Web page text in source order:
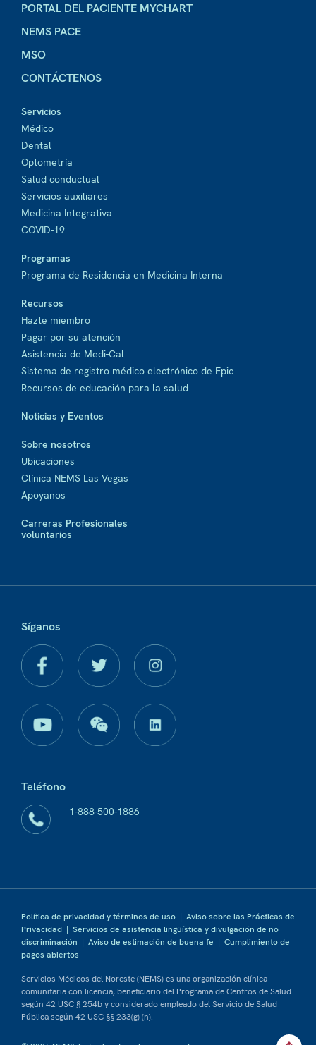
PORTAL DEL PACIENTE MYCHART
NEMS PACE
MSO
CONTÁCTENOS
Servicios
Médico
Dental
Optometría
Salud conductual
Servicios auxiliares
Medicina Integrativa
COVID-19
Programas
Programa de Residencia en Medicina Interna
Recursos
Hazte miembro
Pagar por su atención
Asistencia de Medi-Cal
Sistema de registro médico electrónico de Epic
Recursos de educación para la salud
Noticias y Eventos
Sobre nosotros
Ubicaciones
Clínica NEMS Las Vegas
Apoyanos
Carreras Profesionales
voluntarios
Síganos
Teléfono
1-888-500-1886
Política de privacidad y términos de uso | Aviso sobre las Prácticas de
Privacidad | Servicios de asistencia lingüística y divulgación de no
discriminación | Aviso de estimación de buena fe | Cumplimiento de
pagos abiertos
Servicios Médicos del Noreste (NEMS) es una organización clínica
comunitaria con licencia, beneficiario del Programa de Centros de Salud
según 42 USC § 254b y considerado empleado del Servicio de Salud
Pública según 42 USC §§ 233(g)-(n).